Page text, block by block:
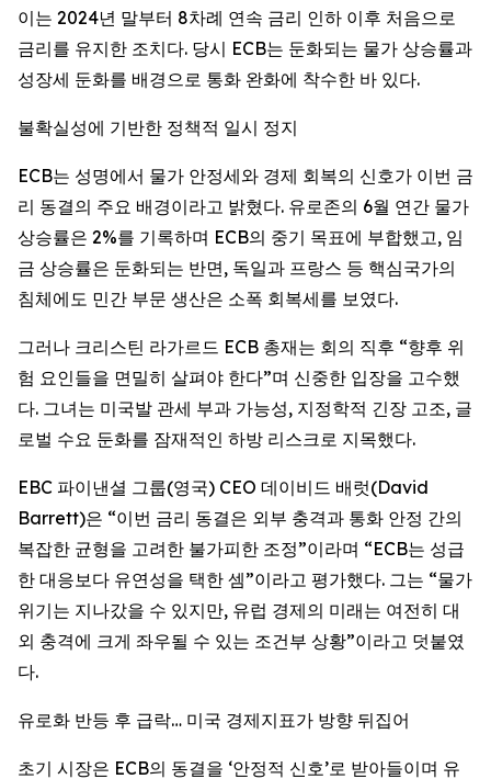
이는 2024년 말부터 8차례 연속 금리 인하 이후 처음으로
금리를 유지한 조치다. 당시 ECB는 둔화되는 물가 상승률과
성장세 둔화를 배경으로 통화 완화에 착수한 바 있다.
불확실성에 기반한 정책적 일시 정지
ECB는 성명에서 물가 안정세와 경제 회복의 신호가 이번 금
리 동결의 주요 배경이라고 밝혔다. 유로존의 6월 연간 물가
상승률은 2%를 기록하며 ECB의 중기 목표에 부합했고, 임
금 상승률은 둔화되는 반면, 독일과 프랑스 등 핵심국가의
침체에도 민간 부문 생산은 소폭 회복세를 보였다.
그러나 크리스틴 라가르드 ECB 총재는 회의 직후 “향후 위
험 요인들을 면밀히 살펴야 한다”며 신중한 입장을 고수했
다. 그녀는 미국발 관세 부과 가능성, 지정학적 긴장 고조, 글
로벌 수요 둔화를 잠재적인 하방 리스크로 지목했다.
EBC 파이낸셜 그룹(영국) CEO 데이비드 배럿(David
Barrett)은 “이번 금리 동결은 외부 충격과 통화 안정 간의
복잡한 균형을 고려한 불가피한 조정”이라며 “ECB는 성급
한 대응보다 유연성을 택한 셈”이라고 평가했다. 그는 “물가
위기는 지나갔을 수 있지만, 유럽 경제의 미래는 여전히 대
외 충격에 크게 좌우될 수 있는 조건부 상황”이라고 덧붙였
다.
유로화 반등 후 급락… 미국 경제지표가 방향 뒤집어
초기 시장은 ECB의 동결을 ‘안정적 신호’로 받아들이며 유